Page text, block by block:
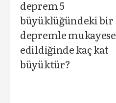
deprem 5
büyüklüğündeki bir
depremle mukayese
edildiğinde kaç kat
büyüktür?